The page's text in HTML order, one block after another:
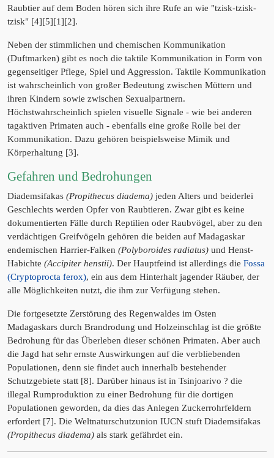
Raubtier auf dem Boden hören sich ihre Rufe an wie "tzisk-tzisk-
tzisk" [4][5][1][2].
Neben der stimmlichen und chemischen Kommunikation
(Duftmarken) gibt es noch die taktile Kommunikation in Form von
gegenseitiger Pflege, Spiel und Aggression. Taktile Kommunikation
ist wahrscheinlich von großer Bedeutung zwischen Müttern und
ihren Kindern sowie zwischen Sexualpartnern.
Höchstwahrscheinlich spielen visuelle Signale - wie bei anderen
tagaktiven Primaten auch - ebenfalls eine große Rolle bei der
Kommunikation. Dazu gehören beispielsweise Mimik und
Körperhaltung [3].
Gefahren und Bedrohungen
Diademsifakas (Propithecus diadema) jeden Alters und beiderlei
Geschlechts werden Opfer von Raubtieren. Zwar gibt es keine
dokumentierten Fälle durch Reptilien oder Raubvögel, aber zu den
verdächtigen Greifvögeln gehören die beiden auf Madagaskar
endemischen Harrier-Falken (Polyboroides radiatus) und Henst-
Habichte (Accipiter henstii). Der Hauptfeind ist allerdings die Fossa
(Cryptoprocta ferox), ein aus dem Hinterhalt jagender Räuber, der
alle Möglichkeiten nutzt, die ihm zur Verfügung stehen.
Die fortgesetzte Zerstörung des Regenwaldes im Osten
Madagaskars durch Brandrodung und Holzeinschlag ist die größte
Bedrohung für das Überleben dieser schönen Primaten. Aber auch
die Jagd hat sehr ernste Auswirkungen auf die verbliebenden
Populationen, denn sie findet auch innerhalb bestehender
Schutzgebiete statt [8]. Darüber hinaus ist in Tsinjoarivo ? die
illegal Rumproduktion zu einer Bedrohung für die dortigen
Populationen geworden, da dies das Anlegen Zuckerrohrfeldern
erfordert [7]. Die Weltnaturschutzunion IUCN stuft Diademsifakas
(Propithecus diadema) als stark gefährdet ein.